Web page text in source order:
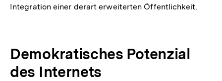
Integration einer derart erweiterten Öffentlichkeit.
Demokratisches Potenzial
des Internets